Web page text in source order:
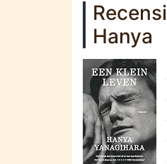
Hanya